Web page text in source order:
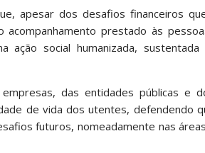
apesar dos desafios financeiros
prestado às
social humanizada,
das entidades públicas e
de vida dos utentes, defendendo
futuros, nomeadamente nas